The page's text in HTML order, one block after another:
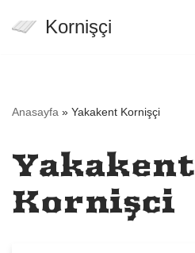
Kornişçi
Anasayfa » Yakakent Kornişçi
Yakakent
Kornişçi